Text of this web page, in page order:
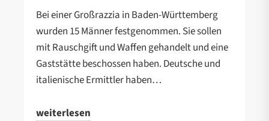
Bei einer Großrazzia in Baden-Württemberg
wurden 15 Männer festgenommen. Sie sollen
mit Rauschgift und Waffen gehandelt und eine
Gaststätte beschossen haben. Deutsche und
italienische Ermittler haben…
weiterlesen